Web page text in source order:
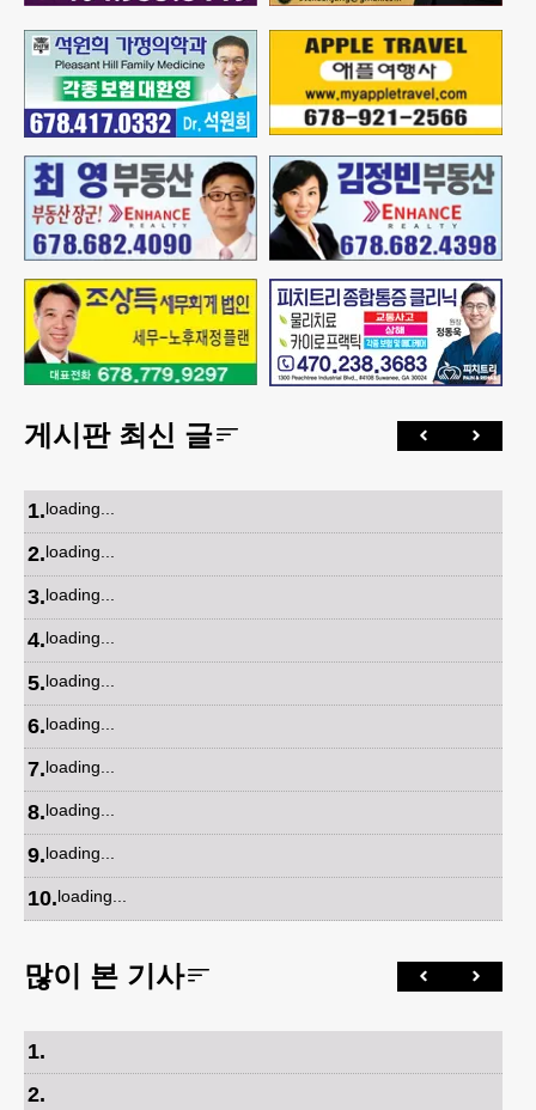
게시판 최신 글
1.loading...
2.loading...
3.loading...
4.loading...
5.loading...
6.loading...
7.loading...
8.loading...
9.loading...
10.loading...
많이 본 기사
1.
2.